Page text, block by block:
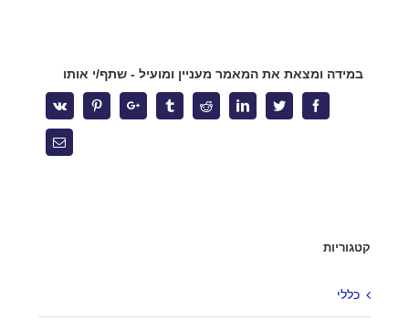
במידה ומצאת את המאמר מעניין ומועיל - שתף/י אותו
Facebook
Twitter
Linkedin
Reddit
Tumblr
Google+
Pinterest
Vk
Email
קטגוריות
כללי
אחריות על השכר לא ניתנת להאצלה – פס"ד המחייב אתכם לבדוק
את עצמכם מחדש